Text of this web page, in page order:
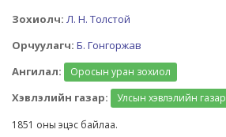
Зохиолч: Л. Н. Толстой
Орчуулагч: Б. Гонгоржав
Ангилал:
Оросын уран зохиол
Хэвлэлийн газар:
Улсын хэвлэлийн газар
1851 оны эцэс байлаа.